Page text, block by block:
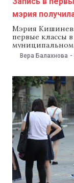
мэрия
Мэрия
первые классы
муниципальном
девять часов
уже более 2230
рассмотрят все
получили. А
Вера Балахнова -